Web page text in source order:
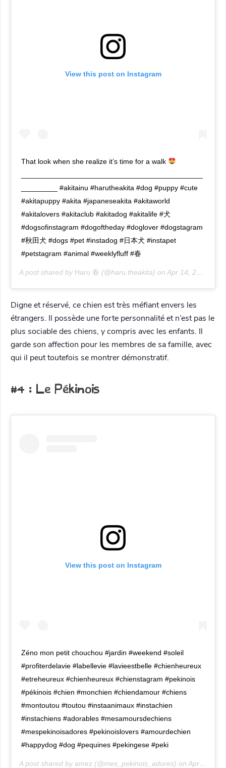
View this post on Instagram
That look when she realize it’s time for a walk
_________ #akitainu #harutheakita #dog #puppy #cute
#akitapuppy #akita #japaneseakita #akitaworld
#akitalovers #akitaclub #akitadog #akitalife #犬
#dogsofinstagram #dogoftheday #doglover #dogstagram
#秋田犬 #dogs #pet #instadog #日本犬 #instapet
#petstagram #animal #weeklyfluff #春
A post shared by Haru 春 (@haru.theakita) on Apr 14, 2020 at 4:10am PDT
Digne et réservé, ce chien est très méfiant envers les
étrangers. Il possède une forte personnalité et n’est pas le
plus sociable des chiens, y compris avec les enfants. Il
garde son affection pour les membres de sa famille, avec
qui il peut toutefois se montrer démonstratif.
#4 : Le Pékinois
View this post on Instagram
Zéno mon petit chouchou #jardin #weekend #soleil
#profiterdelavie #labellevie #lavieestbelle #chienheureux
#etreheureux #chienheureux #chienstagram #pekinois
#pékinois #chien #monchien #chiendamour #chiens
#montoutou #toutou #instaanimaux #instachien
#instachiens #adorables #mesamoursdechiens
#mespekinoisadores #pekinoislovers #amourdechien
#happydog #dog #pequines #pekingese #peki
A post shared by amez (@mes_pekinois_adores) on Apr 11, 2020 at 11:34pm PDT